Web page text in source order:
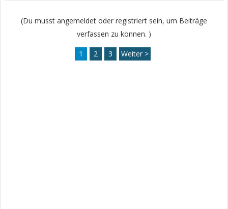
(Du musst angemeldet oder registriert sein, um Beiträge
verfassen zu können. )
1 2 3 Weiter >